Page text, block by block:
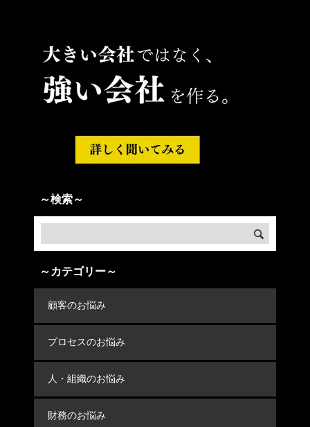
～検索～
～カテゴリー～
顧客のお悩み
プロセスのお悩み
人・組織のお悩み
財務のお悩み